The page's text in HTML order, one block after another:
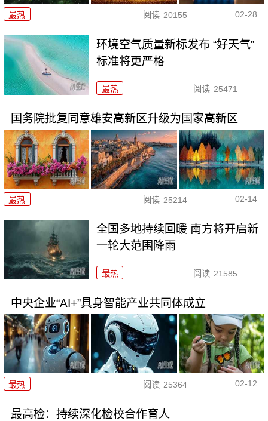
最热 阅读 20155 02-28
环境空气质量新标发布 “好天气”
标准将更严格
最热 阅读 25471
国务院批复同意雄安高新区升级为国家高新区
最热 阅读 25214 02-14
全国多地持续回暖 南方将开启新
一轮大范围降雨
最热 阅读 21585
中央企业“AI+”具身智能产业共同体成立
最热 阅读 25364 02-12
最高检：持续深化检校合作育人